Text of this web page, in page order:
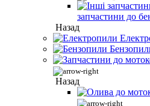
запчастини до
Назад
Назад